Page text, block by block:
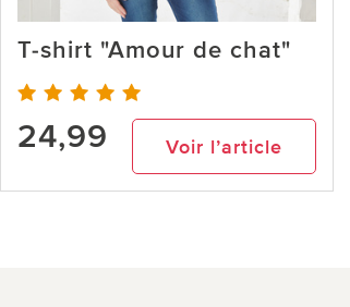
T-shirt "Amour de chat"
24,99 Voir l’article